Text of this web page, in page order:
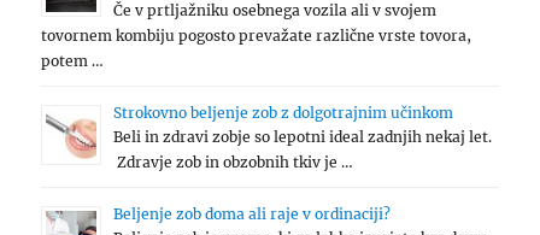
Če v prtljažniku osebnega vozila ali v svojem
tovornem kombiju pogosto prevažate različne vrste tovora,
potem …
Strokovno beljenje zob z dolgotrajnim učinkom
Beli in zdravi zobje so lepotni ideal zadnjih nekaj let.
Zdravje zob in obzobnih tkiv je …
Beljenje zob doma ali raje v ordinaciji?